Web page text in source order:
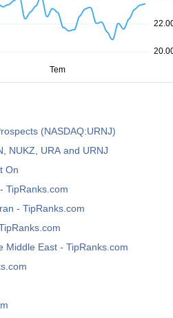
(NASDAQ:URNJ)
NUKZ, URA and URNJ
On
TipRanks.com
- TipRanks.com
Middle East - TipRanks.com